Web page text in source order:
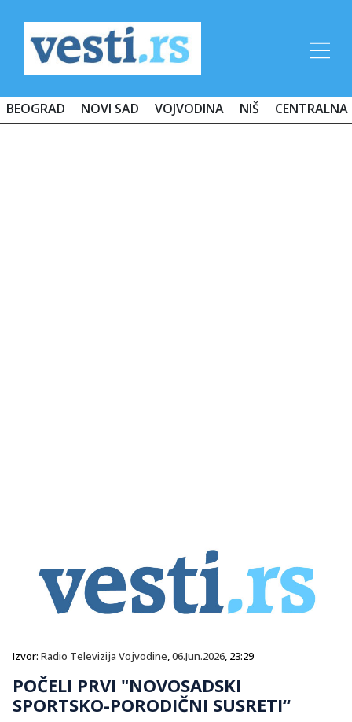
BEOGRAD NOVI SAD VOJVODINA NIŠ CENTRALNA
Izvor: Radio Televizija Vojvodine,06.Jun.2026, 23:29
POČELI PRVI "NOVOSADSKI
SPORTSKO-PORODIČNI SUSRETI“